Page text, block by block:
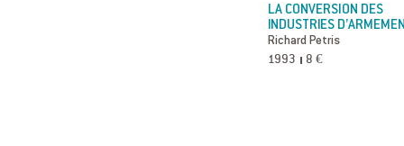
LA CONVERSION DES
INDUSTRIES
Richard Petris
1993 8 €